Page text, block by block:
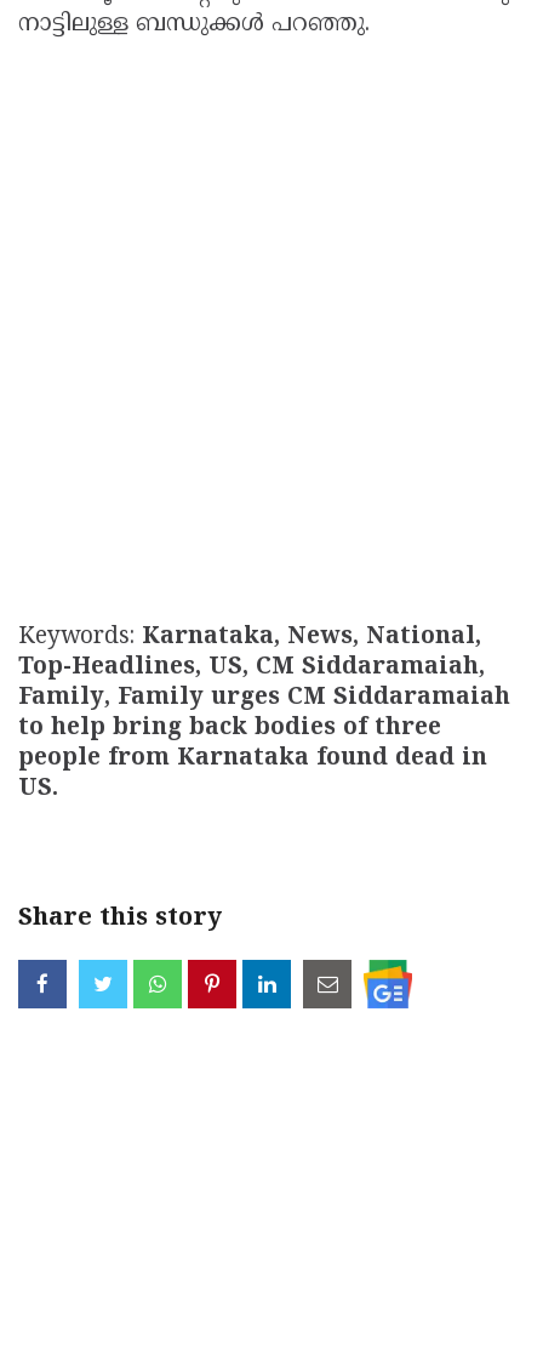
നാട്ടിലുള്ള ബന്ധുക്കള്‍ പറഞ്ഞു.
Keywords: Karnataka, News, National,
Top-Headlines, US, CM Siddaramaiah,
Family, Family urges CM Siddaramaiah
to help bring back bodies of three
people from Karnataka found dead in
US.
Share this story